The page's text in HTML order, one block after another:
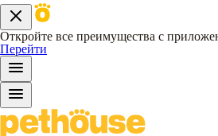
Откройте все преимущества с
Перейти